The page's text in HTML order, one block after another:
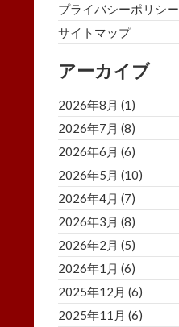
プライバシーポリシー
サイトマップ
アーカイブ
2026年8月 (1)
2026年7月 (8)
2026年6月 (6)
2026年5月 (10)
2026年4月 (7)
2026年3月 (8)
2026年2月 (5)
2026年1月 (6)
2025年12月 (6)
2025年11月 (6)